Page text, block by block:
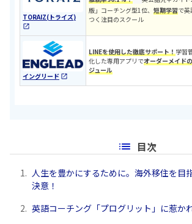
TORAIZ(トライズ)
版」コーチング型1位、 短期学習で英
つく注目のスクール
イングリード
LINEを使用した徹底サポート！ 学習
化した専用アプリでオーダーメイド
ジュール
目次
1. 人生を豊かにするために。海外移住を目
決意！
2. 英語コーチング「プログリット」に惹か